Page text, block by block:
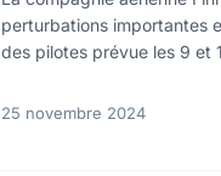
perturbations importantes
des pilotes prévue les 9 et
25 novembre 2024